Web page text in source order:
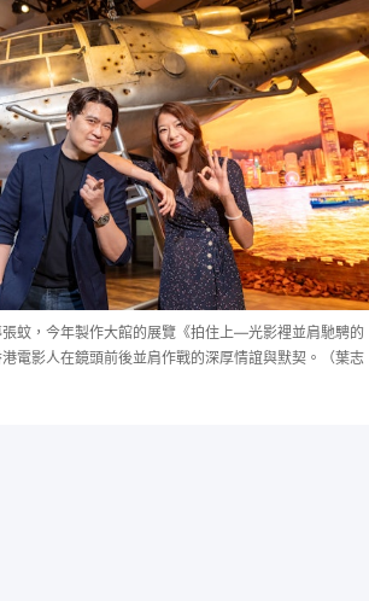
蚊，今年製作大館的展覽《拍住上—光影裡並肩馳騁的
電影人在鏡頭前後並肩作戰的深厚情誼與默契。（葉志